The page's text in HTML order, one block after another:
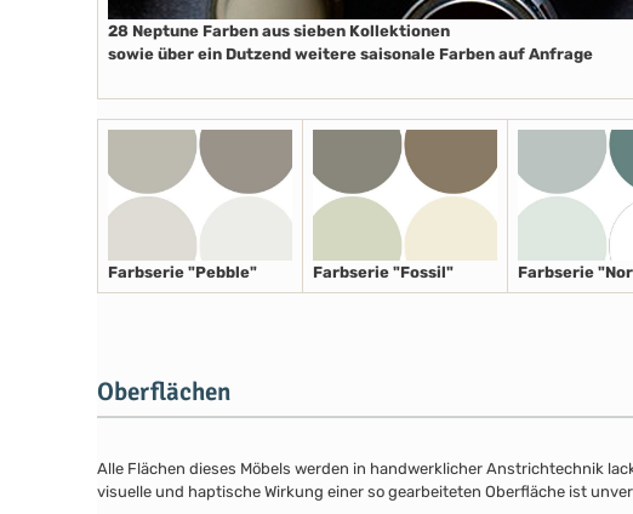
28 Neptune Farben aus sieben Kollektionen
sowie über ein Dutzend weitere saisonale Farben auf Anfrage
Farbserie "Pebble" Farbserie "Fossil" Farbserie
Oberflächen
Alle Flächen dieses Möbels werden in handwerklicher Anstrichtechnik
visuelle und haptische Wirkung einer so gearbeiteten Oberfläche ist